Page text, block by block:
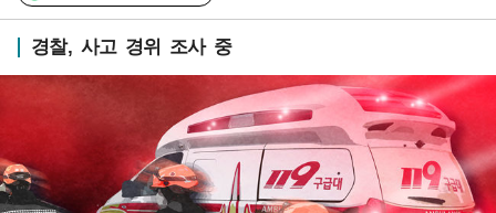
경찰, 사고 경위 조사 중